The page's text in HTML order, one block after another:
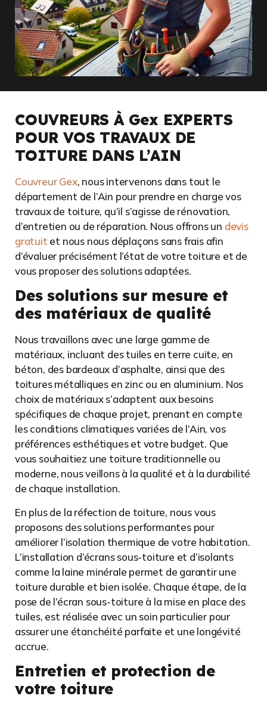
COUVREURS À Gex EXPERTS
POUR VOS TRAVAUX DE
TOITURE DANS L’AIN
Couvreur Gex, nous intervenons dans tout le
département de l’Ain pour prendre en charge vos
travaux de toiture, qu’il s’agisse de rénovation,
d’entretien ou de réparation. Nous offrons un devis
gratuit et nous nous déplaçons sans frais afin
d’évaluer précisément l’état de votre toiture et de
vous proposer des solutions adaptées.
Des solutions sur mesure et
des matériaux de qualité
Nous travaillons avec une large gamme de
matériaux, incluant des tuiles en terre cuite, en
béton, des bardeaux d’asphalte, ainsi que des
toitures métalliques en zinc ou en aluminium. Nos
choix de matériaux s’adaptent aux besoins
spécifiques de chaque projet, prenant en compte
les conditions climatiques variées de l’Ain, vos
préférences esthétiques et votre budget. Que
vous souhaitiez une toiture traditionnelle ou
moderne, nous veillons à la qualité et à la durabilité
de chaque installation.
En plus de la réfection de toiture, nous vous
proposons des solutions performantes pour
améliorer l’isolation thermique de votre habitation.
L’installation d’écrans sous-toiture et d’isolants
comme la laine minérale permet de garantir une
toiture durable et bien isolée. Chaque étape, de la
pose de l’écran sous-toiture à la mise en place des
tuiles, est réalisée avec un soin particulier pour
assurer une étanchéité parfaite et une longévité
accrue.
Entretien et protection de
votre toiture